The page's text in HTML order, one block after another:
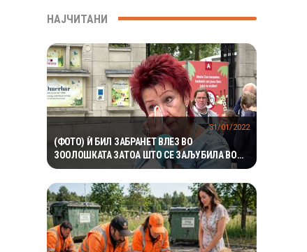
НАЈЧИТАНИ
(ФОТО) Ѝ БИЛ ЗАБРАНЕТ ВЛЕЗ ВО
ЗООЛОШКАТА ЗАТОА ШТО СЕ ЗАЉУБИЛА ВО
ЕДНО ОД ШИМПАНЗАТА
31/01/2022